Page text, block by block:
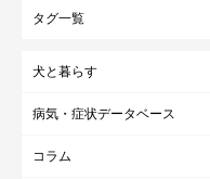
タグ一覧
犬と暮らす
病気・症状データベース
コラム